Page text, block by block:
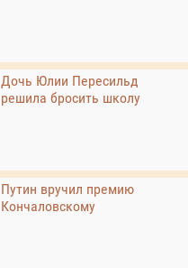
Дочь Юлии Пересильд
решила бросить школу
Путин вручил премию
Кончаловскому